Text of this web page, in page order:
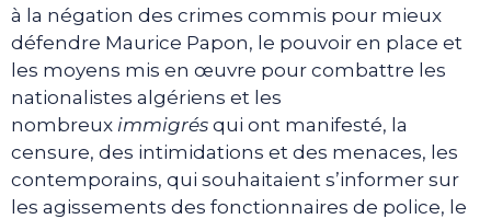
à la négation des crimes commis pour mieux
défendre Maurice Papon, le pouvoir en place et
les moyens mis en œuvre pour combattre les
nationalistes algériens et les
nombreux immigrés qui ont manifesté, la
censure, des intimidations et des menaces, les
contemporains, qui souhaitaient s’informer sur
les agissements des fonctionnaires de police, le